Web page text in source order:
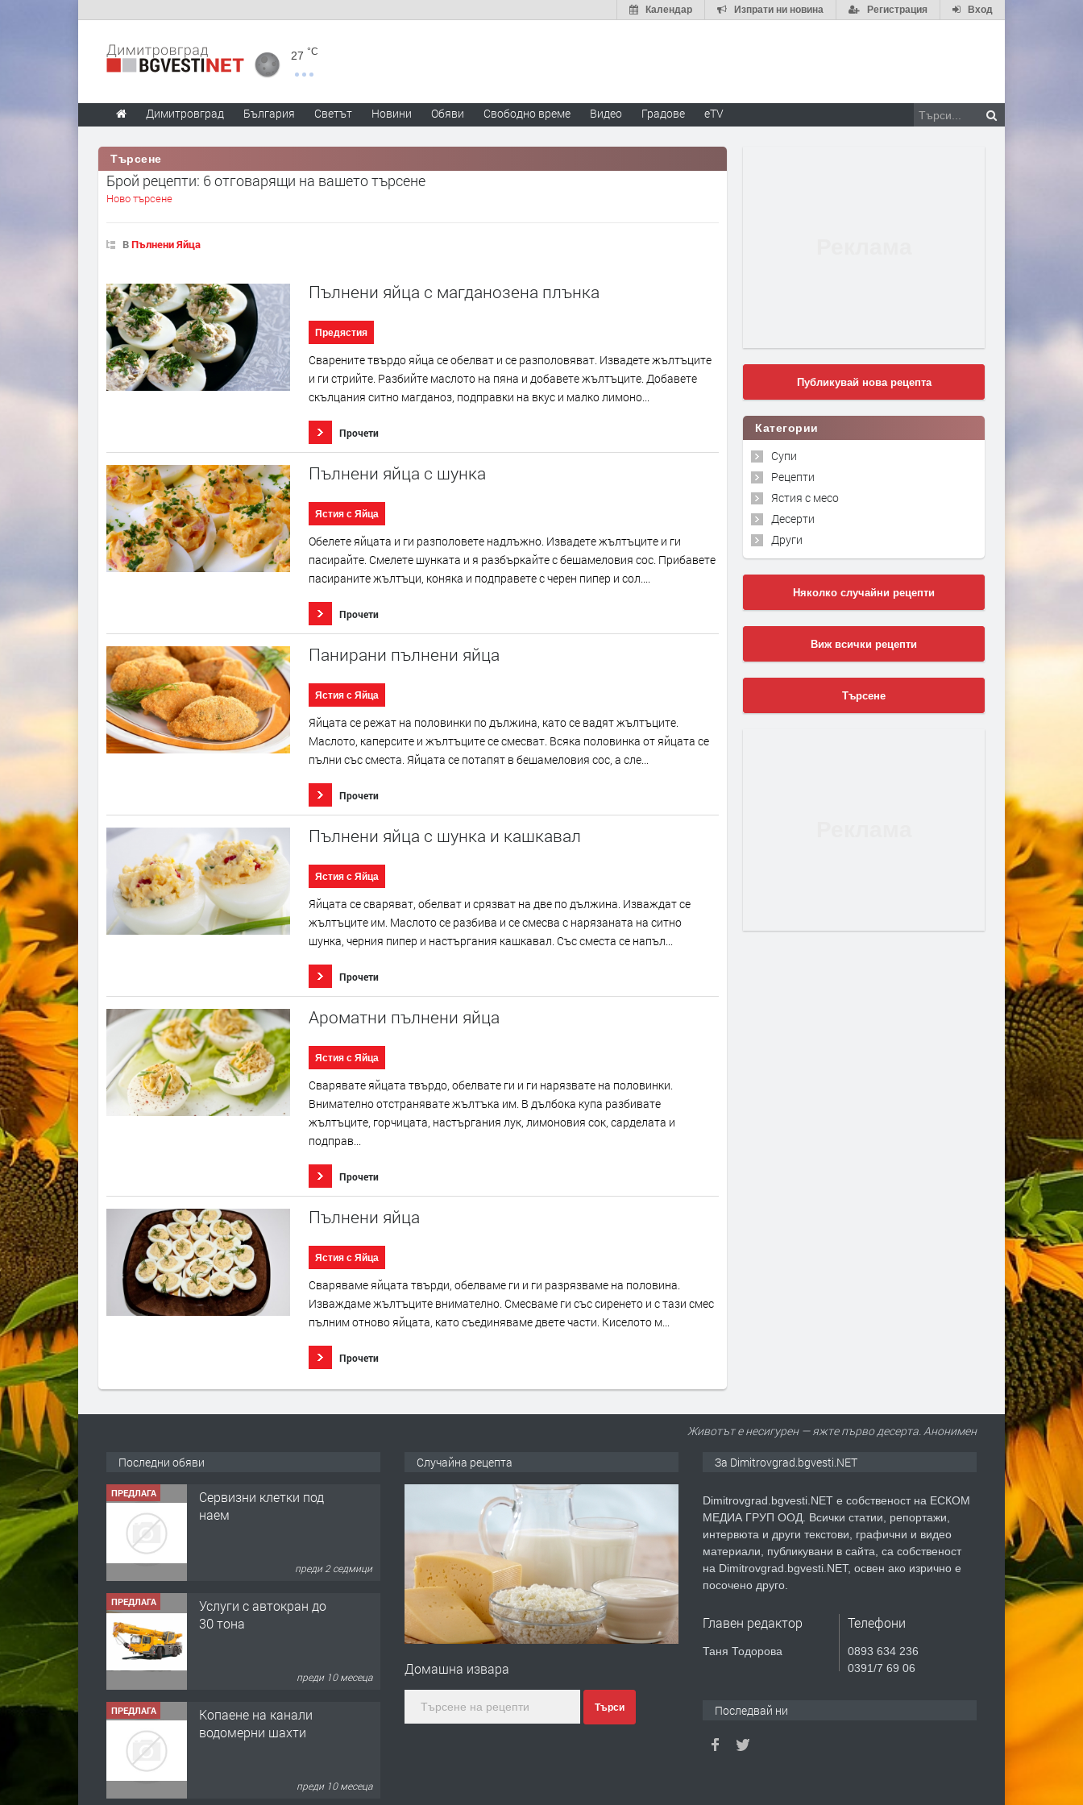
Вход
Регистрация
Изпрати ни новина
Календар
27 °C
Димитровград България Светът Новини Обяви Свободно време Видео Градове eTV
Търсене
Брой рецепти: 6 отговарящи на вашето търсене
Ново търсене
ВПълнени Яйца
Пълнени яйца с магданозена плънка
Предястия
Сварените твърдо яйца се обелват и се разполовяват. Извадете жълтъците
и ги стрийте. Разбийте маслото на пяна и добавете жълтъците. Добавете
скълцания ситно магданоз, подправки на вкус и малко лимоно...
Прочети
Пълнени яйца с шунка
Ястия с Яйца
Обелете яйцата и ги разполовете надлъжно. Извадете жълтъците и ги
пасирайте. Смелете шунката и я разбъркайте с бешамеловия сос. Прибавете
пасираните жълтъци, коняка и подправете с черен пипер и сол....
Прочети
Панирани пълнени яйца
Ястия с Яйца
Яйцата се режат на половинки по дължина, като се вадят жълтъците.
Маслото, каперсите и жълтъците се смесват. Всяка половинка от яйцата се
пълни със сместа. Яйцата се потапят в бешамеловия сос, а сле...
Прочети
Пълнени яйца с шунка и кашкавал
Ястия с Яйца
Яйцата се сваряват, обелват и срязват на две по дължина. Изваждат се
жълтъците им. Маслото се разбива и се смесва с нарязаната на ситно
шунка, черния пипер и настъргания кашкавал. Със сместа се напъл...
Прочети
Ароматни пълнени яйца
Ястия с Яйца
Сварявате яйцата твърдо, обелвате ги и ги нарязвате на половинки.
Внимателно отстранявате жълтъка им. В дълбока купа разбивате
жълтъците, горчицата, настъргания лук, лимоновия сок, сарделата и
подправ...
Прочети
Пълнени яйца
Ястия с Яйца
Сваряваме яйцата твърди, обелваме ги и ги разрязваме на половина.
Изваждаме жълтъците внимателно. Смесваме ги със сиренето и с тази смес
пълним отново яйцата, като съединяваме двете части. Киселото м...
Прочети
Публикувай нова рецепта
Категории
Супи
Рецепти
Ястия с месо
Десерти
Други
Няколко случайни рецепти
Виж всички рецепти
Търсене
Животът е несигурен — яжте първо десерта. Анонимен
Последни обяви
ПРЕДЛАГА
Сервизни клетки под
наем
преди 2 седмици
ПРЕДЛАГА
Услуги с автокран до
30 тона
преди 10 месеца
ПРЕДЛАГА
Копаене на канали
водомерни шахти
преди 10 месеца
Случайна рецепта
Домашна извара
Търси
За Dimitrovgrad.bgvesti.NET
Dimitrovgrad.bgvesti.NET е собственост на ЕСКОМ
МЕДИА ГРУП ООД. Всички статии, репортажи,
интервюта и други текстови, графични и видео
материали, публикувани в сайта, са собственост
на Dimitrovgrad.bgvesti.NET, освен ако изрично е
посочено друго.
Главен редактор
Таня Тодорова
Телефони
0893 634 236
0391/7 69 06
Последвай ни